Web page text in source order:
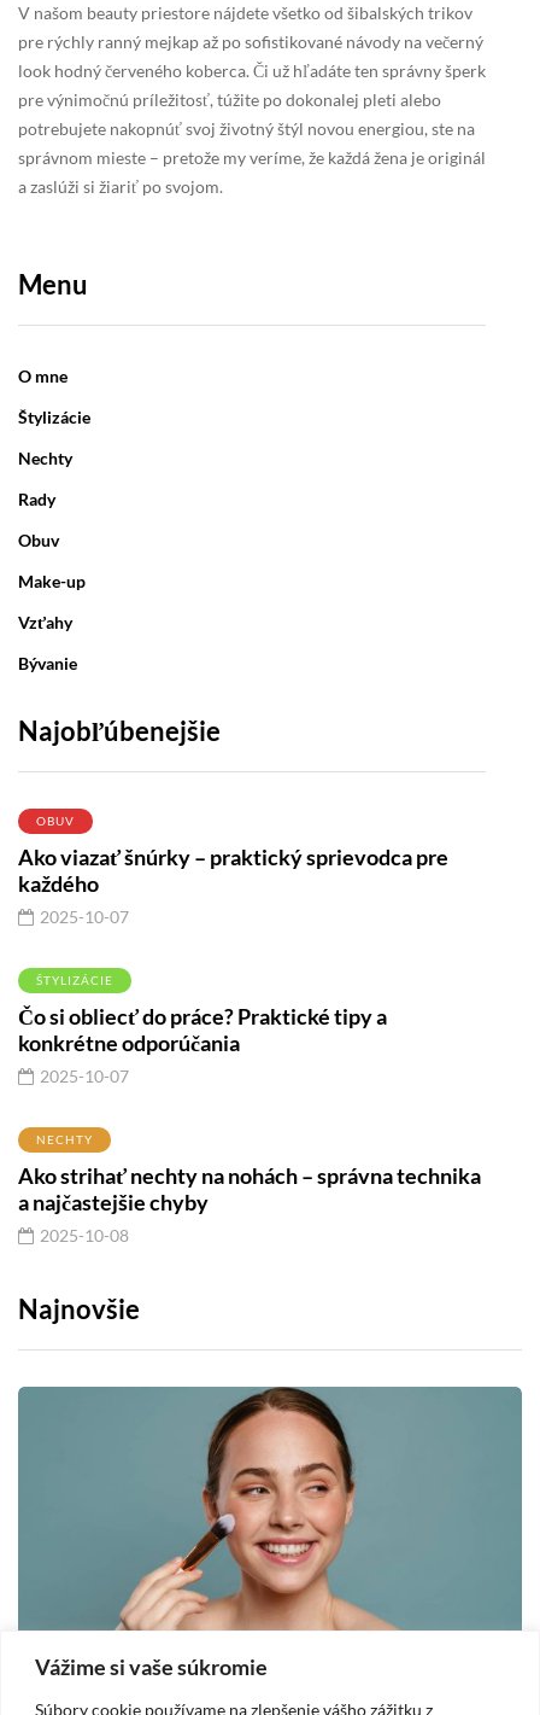
Vážime si vaše súkromie
Súbory cookie používame na zlepšenie vášho zážitku z
V našom beauty priestore nájdete všetko od šibalských trikov
pre rýchly ranný mejkap až po sofistikované návody na večerný
look hodný červeného koberca. Či už hľadáte ten správny šperk
pre výnimočnú príležitosť, túžite po dokonalej pleti alebo
potrebujete nakopnúť svoj životný štýl novou energiou, ste na
správnom mieste – pretože my veríme, že každá žena je originál
a zaslúži si žiariť po svojom.
Menu
O mne
Štylizácie
Nechty
Rady
Obuv
Make-up
Vzťahy
Bývanie
Najobľúbenejšie
OBUV
Ako viazať šnúrky – praktický sprievodca pre
každého
2025-10-07
ŠTYLIZÁCIE
Čo si obliecť do práce? Praktické tipy a
konkrétne odporúčania
2025-10-07
NECHTY
Ako strihať nechty na nohách – správna technika
a najčastejšie chyby
2025-10-08
Najnovšie
MAKE-UP